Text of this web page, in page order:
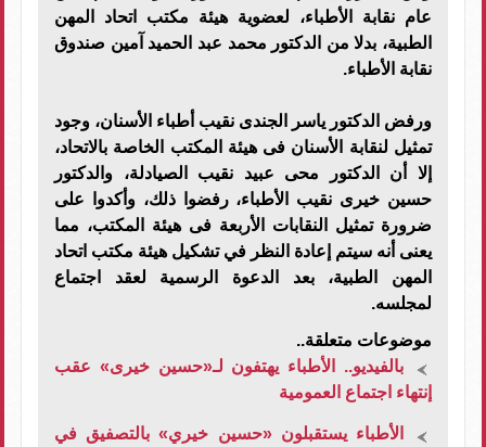
عام نقابة الأطباء، لعضوية هيئة مكتب اتحاد المهن
الطبية، بدلا من الدكتور محمد عبد الحميد آمين صندوق
نقابة الأطباء.
ورفض الدكتور ياسر الجندى نقيب أطباء الأسنان، وجود
تمثيل لنقابة الأسنان فى هيئة المكتب الخاصة بالاتحاد،
إلا أن الدكتور محى عبيد نقيب الصيادلة، والدكتور
حسين خيرى نقيب الأطباء، رفضوا ذلك، وأكدوا على
ضرورة تمثيل النقابات الأربعة فى هيئة المكتب، مما
يعنى أنه سيتم إعادة النظر في تشكيل هيئة مكتب اتحاد
المهن الطبية، بعد الدعوة الرسمية لعقد اجتماع
لمجلسه.
موضوعات متعلقة..
بالفيديو.. الأطباء يهتفون لـ«حسين خيرى» عقب
إنتهاء اجتماع العمومية
الأطباء يستقبلون «حسين خيري» بالتصفيق في